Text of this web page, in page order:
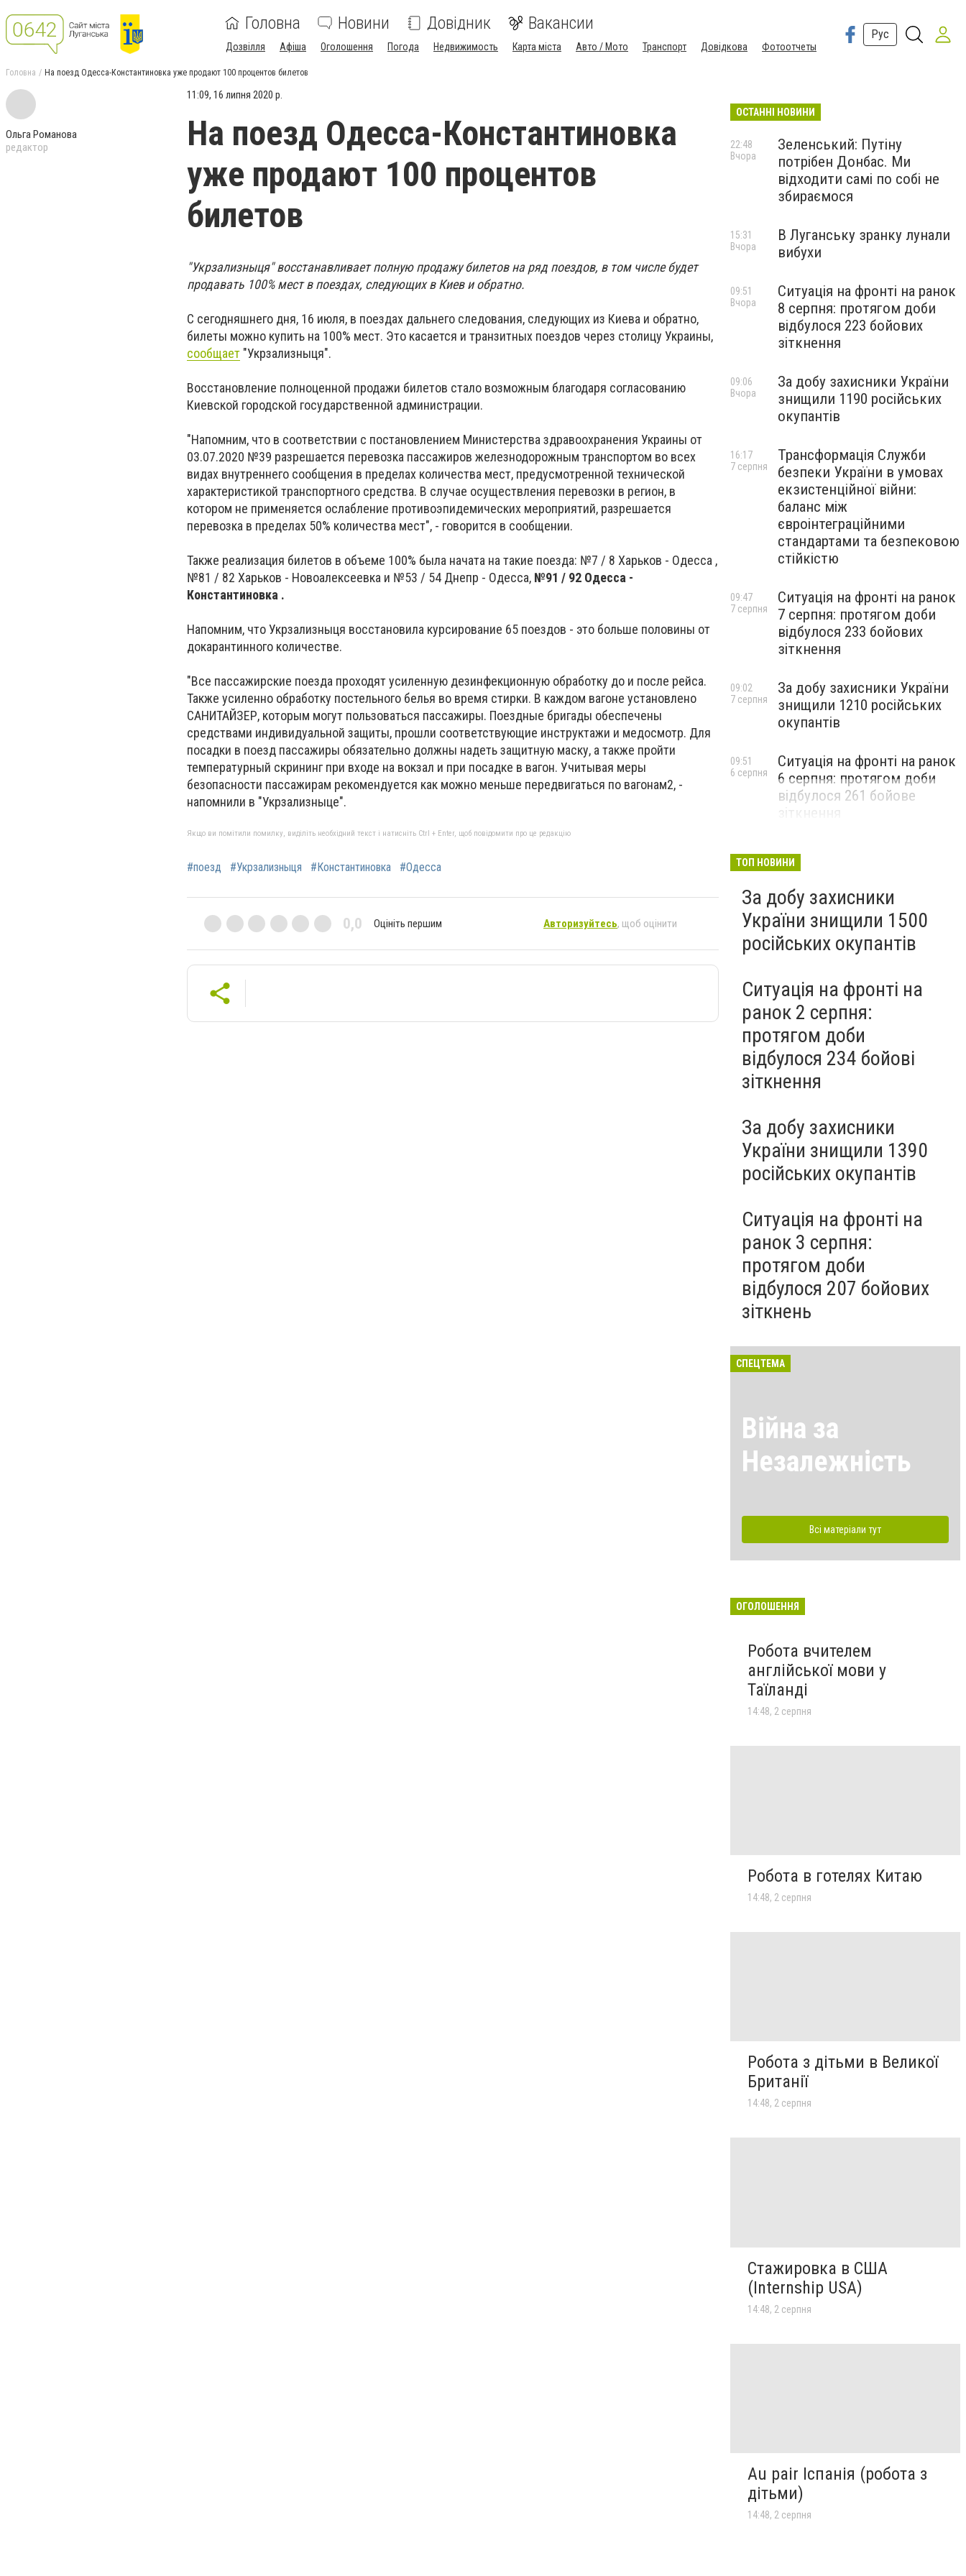
Головна Новини Довідник Вакансии
Дозвілля Афіша Оголошення Погода Недвижимость Карта міста Авто / Мото Транспорт Довідкова Фотоотчеты
Рус
Головна На поезд Одесса-Константиновка уже продают 100 процентов билетов
Ольга Романова
редактор
11:09, 16 липня 2020 р.
На поезд Одесса-Константиновка
уже продают 100 процентов
билетов
"Укрзализныця" восстанавливает полную продажу билетов на ряд поездов, в том числе будет
продавать 100% мест в поездах, следующих в Киев и обратно.
С сегодняшнего дня, 16 июля, в поездах дальнего следования, следующих из Киева и обратно,
билеты можно купить на 100% мест. Это касается и транзитных поездов через столицу Украины,
сообщает "Укрзализныця".
Восстановление полноценной продажи билетов стало возможным благодаря согласованию
Киевской городской государственной администрации.
"Напомним, что в соответствии с постановлением Министерства здравоохранения Украины от
03.07.2020 №39 разрешается перевозка пассажиров железнодорожным транспортом во всех
видах внутреннего сообщения в пределах количества мест, предусмотренной технической
характеристикой транспортного средства. В случае осуществления перевозки в регион, в
котором не применяется ослабление противоэпидемических мероприятий, разрешается
перевозка в пределах 50% количества мест", - говорится в сообщении.
Также реализация билетов в объеме 100% была начата на такие поезда: №7 / 8 Харьков - Одесса ,
№81 / 82 Харьков - Новоалексеевка и №53 / 54 Днепр - Одесса, №91 / 92 Одесса -
Константиновка .
Напомним, что Укрзализныця восстановила курсирование 65 поездов - это больше половины от
докарантинного количестве.
"Все пассажирские поезда проходят усиленную дезинфекционную обработку до и после рейса.
Также усиленно обработку постельного белья во время стирки. В каждом вагоне установлено
САНИТАЙЗЕР, которым могут пользоваться пассажиры. Поездные бригады обеспечены
средствами индивидуальной защиты, прошли соответствующие инструктажи и медосмотр. Для
посадки в поезд пассажиры обязательно должны надеть защитную маску, а также пройти
температурный скрининг при входе на вокзал и при посадке в вагон. Учитывая меры
безопасности пассажирам рекомендуется как можно меньше передвигаться по вагонам2, -
напомнили в "Укрзализныце".
Якщо ви помітили помилку, виділіть необхідний текст і натисніть Ctrl + Enter, щоб повідомити про це редакцію
#поезд #Укрзализныця #Константиновка #Одесса
0,0 Оцініть першим Авторизуйтесь, щоб оцінити
ОСТАННІ НОВИНИ
Зеленський: Путіну
потрібен Донбас. Ми
відходити самі по собі не
збираємося
22:48
Вчора
В Луганську зранку лунали
вибухи
15:31
Вчора
Ситуація на фронті на ранок
8 серпня: протягом доби
відбулося 223 бойових
зіткнення
09:51
Вчора
За добу захисники України
знищили 1190 російських
окупантів
09:06
Вчора
Трансформація Служби
безпеки України в умовах
екзистенційної війни:
баланс між
євроінтеграційними
стандартами та безпековою
стійкістю
16:17
7 серпня
Ситуація на фронті на ранок
7 серпня: протягом доби
відбулося 233 бойових
зіткнення
09:47
7 серпня
За добу захисники України
знищили 1210 російських
окупантів
09:02
7 серпня
Ситуація на фронті на ранок
6 серпня: протягом доби
відбулося 261 бойове
09:51
6 серпня
ТОП НОВИНИ
За добу захисники
України знищили 1500
російських окупантів
Ситуація на фронті на
ранок 2 серпня:
протягом доби
відбулося 234 бойові
зіткнення
За добу захисники
України знищили 1390
російських окупантів
Ситуація на фронті на
ранок 3 серпня:
протягом доби
відбулося 207 бойових
зіткнень
СПЕЦТЕМА
Війна за
Незалежність
Всі матеріали тут
ОГОЛОШЕННЯ
Робота вчителем
англійської мови у
Таїланді
14:48, 2 серпня
Робота в готелях Китаю
14:48, 2 серпня
Робота з дітьми в Великої
Британії
14:48, 2 серпня
Стажировка в США
(Internship USA)
14:48, 2 серпня
Au pair Іспанія (робота з
дітьми)
14:48, 2 серпня